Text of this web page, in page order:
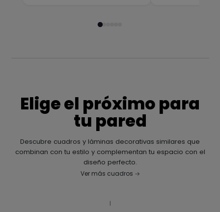
Elige el próximo para
tu pared
Descubre cuadros y láminas decorativas similares que
combinan con tu estilo y complementan tu espacio con el
diseño perfecto.
Ver más cuadros
|